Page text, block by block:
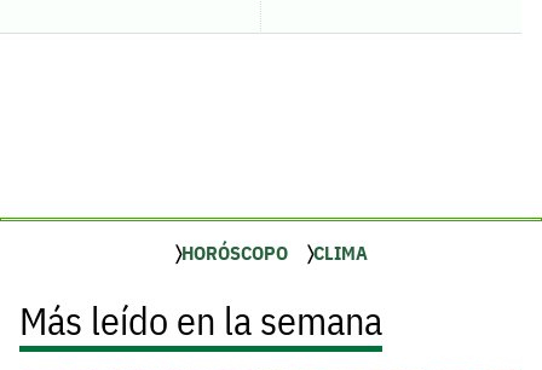
HORÓSCOPO CLIMA
Más leído en la semana